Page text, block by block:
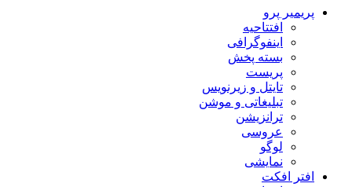
پریمیر پرو
افتتاحیه
اینفوگرافی
بسته پخش
پریست
تایتل و زیرنویس
تبلیغاتی و موشن
ترانزیشن
عروسی
لوگو
نمایشی
افتر افکت